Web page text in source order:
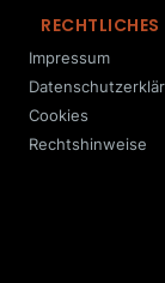
RECHTLICHES
Impressum
Cookies
Rechtshinweise